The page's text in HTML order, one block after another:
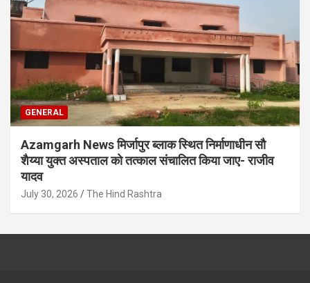
GENERAL
Azamgarh News मिर्जापुर ब्लाक स्थित निर्माणाधीन सौ
शैय्या युक्त अस्पताल को तत्काल संचालित किया जाए- राजीव
यादव
July 30, 2026 The Hind Rashtra